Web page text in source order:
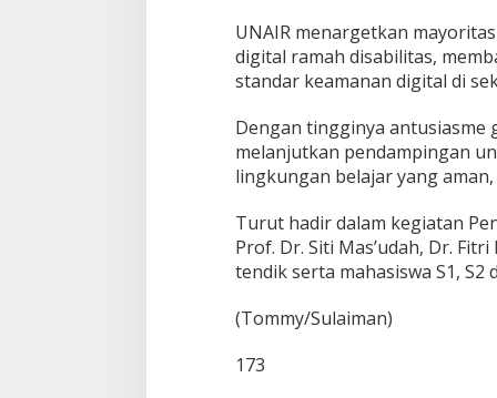
UNAIR menargetkan
digital ramah disabilitas,
standar keamanan digital di
Dengan tingginya antusiasme
melanjutkan pendampingan
lingkungan belajar yang
Turut hadir dalam kegiatan
Prof. Dr. Siti Mas’udah, Dr.
tendik serta mahasiswa S1, S2
(Tommy/Sulaiman)
173